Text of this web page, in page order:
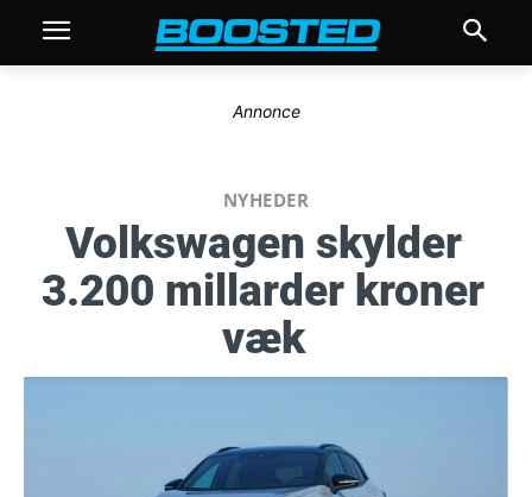
Annonce
NYHEDER
Volkswagen skylder
3.200 millarder kroner
væk